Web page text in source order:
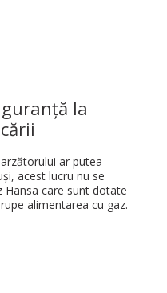
la
ar putea
acest lucru nu se
Hansa care sunt dotate
alimentarea cu gaz.